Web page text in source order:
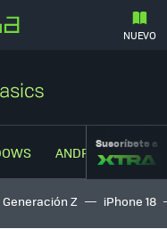
NUEVO
ANDROIDSuscríbete a
Generación Z iPhone 18